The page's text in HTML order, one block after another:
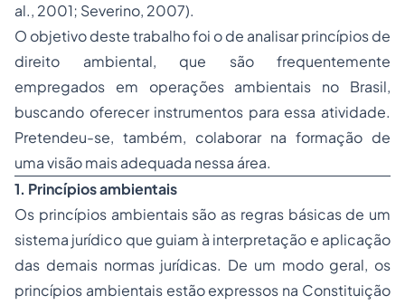
al., 2001; Severino, 2007).
O objetivo deste trabalho foi o de analisar princípios de
direito ambiental, que são frequentemente
empregados em operações ambientais no Brasil,
buscando oferecer instrumentos para essa atividade.
Pretendeu-se, também, colaborar na formação de
uma visão mais adequada nessa área.
1. Princípios ambientais
Os princípios ambientais são as regras básicas de um
sistema jurídico que guiam à interpretação e aplicação
das demais normas jurídicas. De um modo geral, os
princípios ambientais estão expressos na Constituição